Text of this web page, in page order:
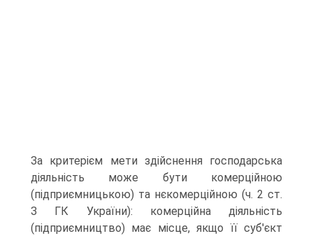
За критерієм мети здійснення господарська
діяльність може бути комерційною
(підприємницькою) та нєкомерційною (ч. 2 ст.
З ГК України): комерційна діяльність
(підприємництво) має місце, якщо її суб'єкт